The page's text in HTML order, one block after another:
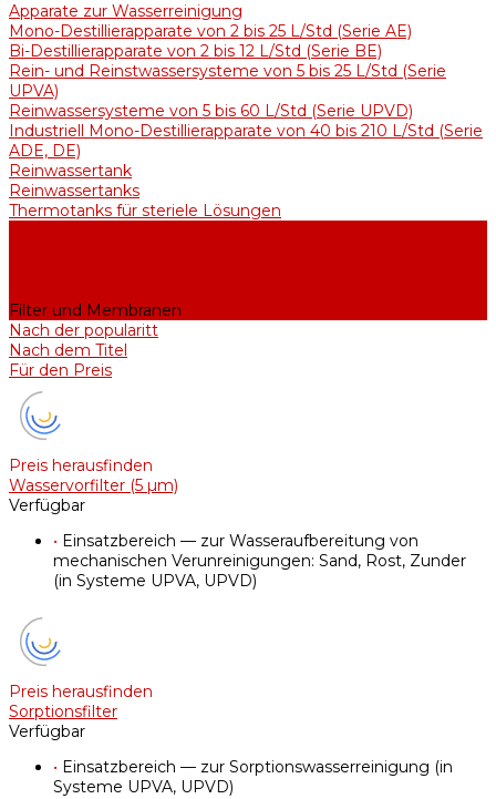
Apparate zur Wasserreinigung
Mono-Destillierapparate von 2 bis 25 L/Std (Serie AE)
Bi-Destillierapparate von 2 bis 12 L/Std (Serie BE)
Rein- und Reinstwassersysteme von 5 bis 25 L/Std (Serie
UPVA)
Reinwassersysteme von 5 bis 60 L/Std (Serie UPVD)
Industriell Mono-Destillierapparate von 40 bis 210 L/Std (Serie
ADE, DE)
Reinwassertank
Reinwassertanks
Thermotanks für steriele Lösungen
Filter und Membranen
Nach der popularitt
Nach dem Titel
Für den Preis
Preis herausfinden
Wasservorfilter (5 µm)
Verfügbar
• Einsatzbereich — zur Wasseraufbereitung von
mechanischen Verunreinigungen: Sand, Rost, Zunder
(in Systeme UPVA, UPVD)
Preis herausfinden
Sorptionsfilter
Verfügbar
• Einsatzbereich — zur Sorptionswasserreinigung (in
Systeme UPVA, UPVD)